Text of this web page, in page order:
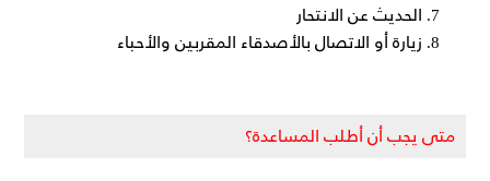
الحديث عن الانتحار
زيارة أو الاتصال بالأصدقاء المقربين والأحباء
متى يجب أن أطلب المساعدة؟